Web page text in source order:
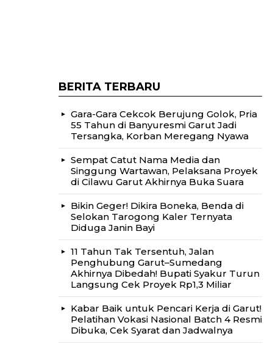
BERITA TERBARU
Gara-Gara Cekcok Berujung Golok, Pria
55 Tahun di Banyuresmi Garut Jadi
Tersangka, Korban Meregang Nyawa
Sempat Catut Nama Media dan
Singgung Wartawan, Pelaksana Proyek
di Cilawu Garut Akhirnya Buka Suara
Bikin Geger! Dikira Boneka, Benda di
Selokan Tarogong Kaler Ternyata
Diduga Janin Bayi
11 Tahun Tak Tersentuh, Jalan
Penghubung Garut–Sumedang
Akhirnya Dibedah! Bupati Syakur Turun
Langsung Cek Proyek Rp1,3 Miliar
Kabar Baik untuk Pencari Kerja di Garut!
Pelatihan Vokasi Nasional Batch 4 Resmi
Dibuka, Cek Syarat dan Jadwalnya